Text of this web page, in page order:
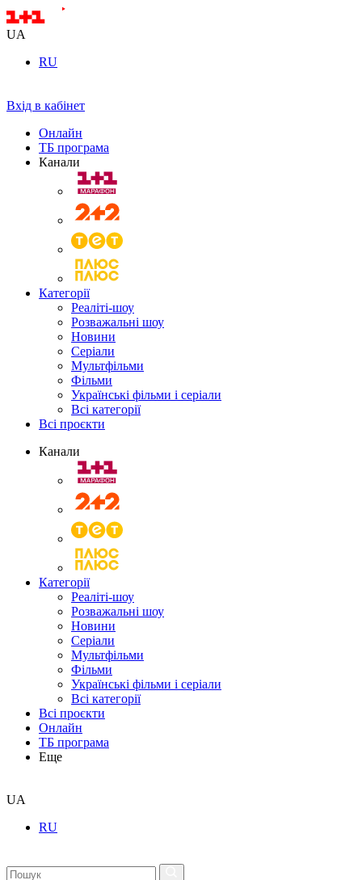
UA
RU
Вхід в кабінет
Онлайн
ТБ програма
Канали
Категорії
Реаліті-шоу
Розважальні шоу
Новини
Серіали
Мультфільми
Фільми
Українські фільми і серіали
Всі категорії
Всі проєкти
Канали
Категорії
Реаліті-шоу
Розважальні шоу
Новини
Серіали
Мультфільми
Фільми
Українські фільми і серіали
Всі категорії
Всі проєкти
Онлайн
ТБ програма
Еще
UA
RU